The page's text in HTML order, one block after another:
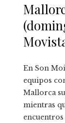
En Son
equipos
Mallorca
mientras